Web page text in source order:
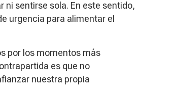
ni sentirse sola. En este sentido,
urgencia para alimentar el
por los momentos más
es que no
nuestra propia